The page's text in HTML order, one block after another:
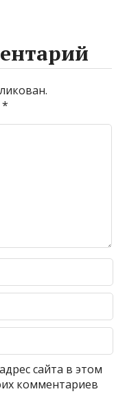
*
сайта в этом
комментариев